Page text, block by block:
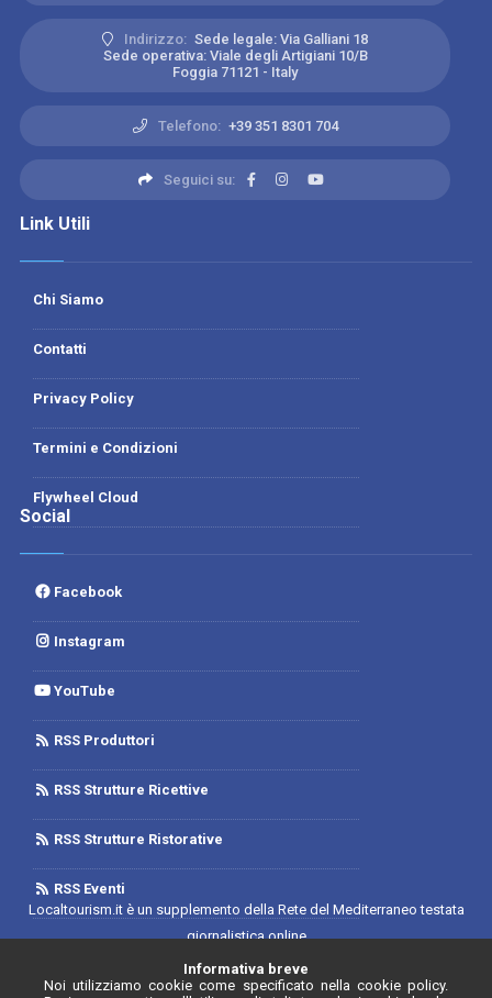
Indirizzo: Sede legale: Via Galliani 18
Sede operativa: Viale degli Artigiani 10/B
Foggia 71121 - Italy
Telefono: +39 351 8301 704
Seguici su:
Link Utili
Chi Siamo
Contatti
Privacy Policy
Termini e Condizioni
Flywheel Cloud
Social
Facebook
Instagram
YouTube
RSS Produttori
RSS Strutture Ricettive
RSS Strutture Ristorative
RSS Eventi
Localtourism.it è un supplemento della Rete del Mediterraneo testata
giornalistica online
Trib. di Foggia n.1893/2019 - Reg. 2/2019- Rete del Mediterraneo
Contratto di Rete Editore
Informativa breve
Noi utilizziamo cookie come specificato nella cookie policy.